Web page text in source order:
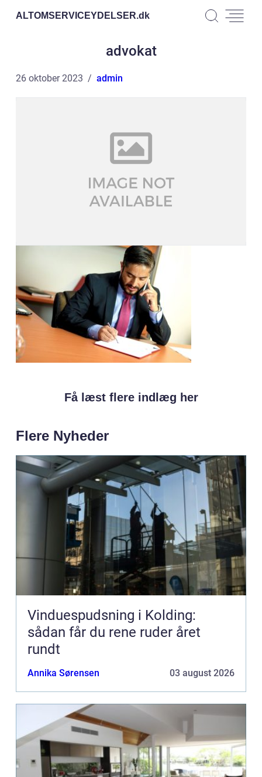
ALTOMSERVICEYDELSER.dk
advokat
26 oktober 2023 admin
Få læst flere indlæg her
Flere Nyheder
Vinduespudsning i Kolding:
sådan får du rene ruder året
rundt
Annika Sørensen 03 august 2026